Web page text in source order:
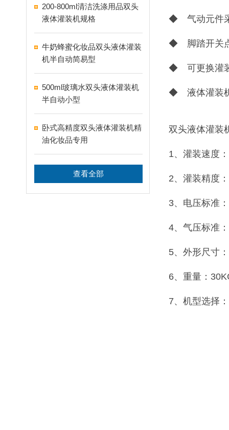
200-800ml清洁洗涤用品双头
液体灌装机规格
牛奶蜂蜜化妆品双头液体灌装
机半自动简易型
500ml玻璃水双头液体灌装机
半自动小型
卧式高精度双头液体灌装机精
油化妆品专用
查看全部
◆ 气动元件采
◆ 脚踏开关点
◆ 可更换灌装
◆ 液体灌装机
双头液体灌装
1、灌装速度
2、灌装精度
3、电压标准
4、气压标准
5、外形尺寸
6、重量：
7、机型选择